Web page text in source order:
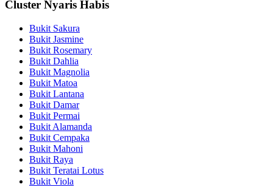
Cluster Nyaris Habis
Bukit Sakura
Bukit Jasmine
Bukit Rosemary
Bukit Dahlia
Bukit Magnolia
Bukit Matoa
Bukit Lantana
Bukit Damar
Bukit Permai
Bukit Alamanda
Bukit Cempaka
Bukit Mahoni
Bukit Raya
Bukit Teratai Lotus
Bukit Viola